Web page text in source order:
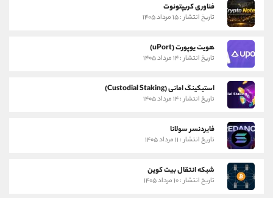
فناوری کریپتونوت
تاریخ انتشار : ۱۵ مرداد ۱۴۰۵
هویت یوپورت (uPort)
تاریخ انتشار : ۱۴ مرداد ۱۴۰۵
استیکینگ امانی (Custodial Staking)
تاریخ انتشار : ۱۴ مرداد ۱۴۰۵
فایردنسر سولانا
تاریخ انتشار : ۱۱ مرداد ۱۴۰۵
شبکه انتقال بیت کوین
تاریخ انتشار : ۱۰ مرداد ۱۴۰۵